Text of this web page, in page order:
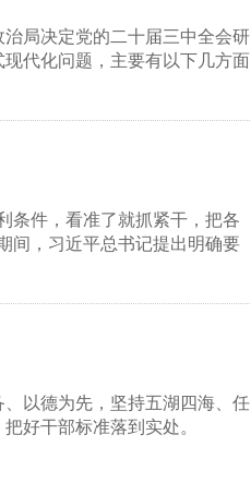
局决定党的二十届三中全会研
代化问题，主要有以下几方面
条件，看准了就抓紧干，把各
间，习近平总书记提出明确要
以德为先，坚持五湖四海、任
好干部标准落到实处。